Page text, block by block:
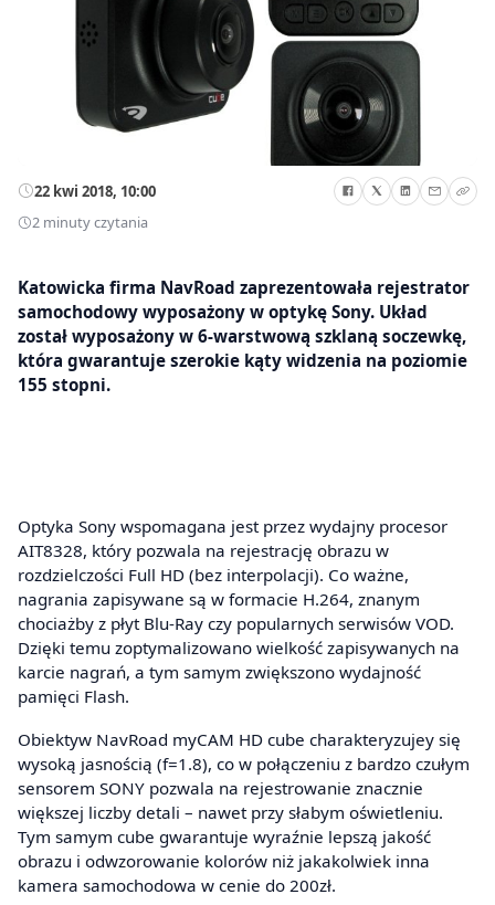
22 kwi 2018, 10:00
2 minuty czytania
Katowicka firma NavRoad zaprezentowała rejestrator
samochodowy wyposażony w optykę Sony. Układ
został wyposażony w 6-warstwową szklaną soczewkę,
która gwarantuje szerokie kąty widzenia na poziomie
155 stopni.
Optyka Sony wspomagana jest przez wydajny procesor
AIT8328, który pozwala na rejestrację obrazu w
rozdzielczości Full HD (bez interpolacji). Co ważne,
nagrania zapisywane są w formacie H.264, znanym
chociażby z płyt Blu-Ray czy popularnych serwisów VOD.
Dzięki temu zoptymalizowano wielkość zapisywanych na
karcie nagrań, a tym samym zwiększono wydajność
pamięci Flash.
Obiektyw NavRoad myCAM HD cube charakteryzujey się
wysoką jasnością (f=1.8), co w połączeniu z bardzo czułym
sensorem SONY pozwala na rejestrowanie znacznie
większej liczby detali – nawet przy słabym oświetleniu.
Tym samym cube gwarantuje wyraźnie lepszą jakość
obrazu i odwzorowanie kolorów niż jakakolwiek inna
kamera samochodowa w cenie do 200zł.